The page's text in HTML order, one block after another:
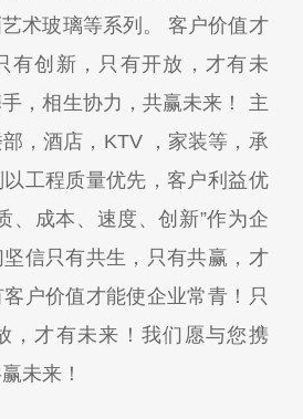
术玻璃等系列。 客户价值才
有创新，只有开放，才有未
，相生协力，共赢未来！ 主
，酒店，KTV ，家装等，承
工程质量优先，客户利益优
、成本、速度、创新”作为企
信只有共生，只有共赢，才
户价值才能使企业常青！只
，才有未来！我们愿与您携
未来！